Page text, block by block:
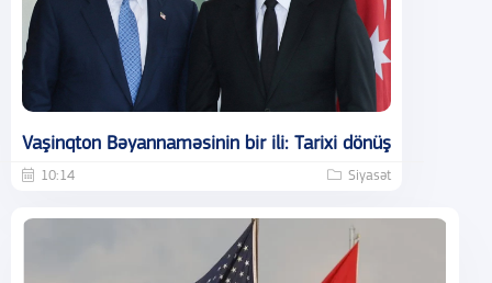
Vaşinqton Bəyannaməsinin bir ili: Tarixi dönüş
10:14 Siyasət